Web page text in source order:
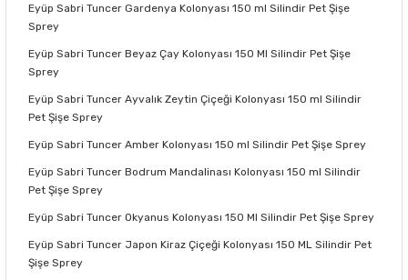
Eyüp Sabri Tuncer Gardenya Kolonyası 150 ml Silindir Pet Şişe
Sprey
Eyüp Sabri Tuncer Beyaz Çay Kolonyası 150 Ml Silindir Pet Şişe
Sprey
Eyüp Sabri Tuncer Ayvalık Zeytin Çiçeği Kolonyası 150 ml Silindir
Pet Şişe Sprey
Eyüp Sabri Tuncer Amber Kolonyası 150 ml Silindir Pet Şişe Sprey
Eyüp Sabri Tuncer Bodrum Mandalinası Kolonyası 150 ml Silindir
Pet Şişe Sprey
Eyüp Sabri Tuncer Okyanus Kolonyası 150 Ml Silindir Pet Şişe Sprey
Eyüp Sabri Tuncer Japon Kiraz Çiçeği Kolonyası 150 ML Silindir Pet
Şişe Sprey